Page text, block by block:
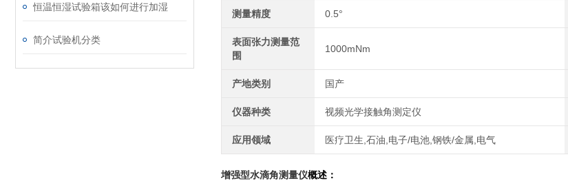
恒温恒湿试验箱该如何进行加湿
简介试验机分类
测量精度 0.5°
表面张力测量范
围
1000mNm
产地类别 国产
仪器种类 视频光学接触角测定仪
应用领域 医疗卫生,石油,电子/电池,钢铁/金属,电气
增强型水滴角测量仪概述：